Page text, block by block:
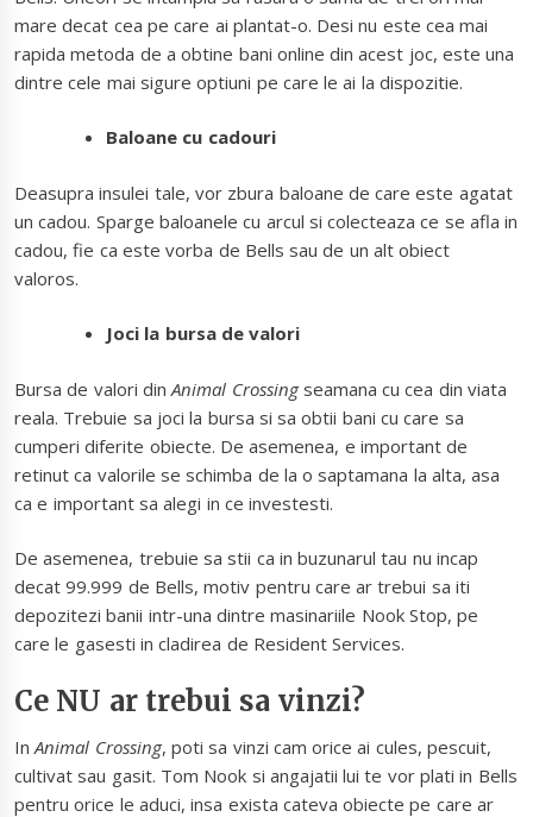
mare decat cea pe care ai plantat-o. Desi nu este cea mai
rapida metoda de a obtine bani online din acest joc, este una
dintre cele mai sigure optiuni pe care le ai la dispozitie.
Baloane cu cadouri
Deasupra insulei tale, vor zbura baloane de care este agatat
un cadou. Sparge baloanele cu arcul si colecteaza ce se afla in
cadou, fie ca este vorba de Bells sau de un alt obiect
valoros.
Joci la bursa de valori
Bursa de valori dinAnimal Crossingseamana cu cea din viata
reala. Trebuie sa joci la bursa si sa obtii bani cu care sa
cumperi diferite obiecte. De asemenea, e important de
retinut ca valorile se schimba de la o saptamana la alta, asa
ca e important sa alegi in ce investesti.
De asemenea, trebuie sa stii ca in buzunarul tau nu incap
decat 99.999 de Bells, motiv pentru care ar trebui sa iti
depozitezi banii intr-una dintre masinariile Nook Stop, pe
care le gasesti in cladirea de Resident Services.
Ce NU ar trebui sa vinzi?
InAnimal Crossing, poti sa vinzi cam orice ai cules, pescuit,
cultivat sau gasit. Tom Nook si angajatii lui te vor plati in Bells
pentru orice le aduci, insa exista cateva obiecte pe care ar